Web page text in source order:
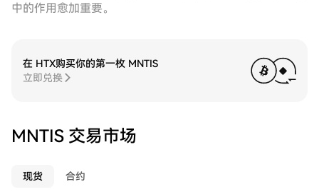
中的作用愈加重要。
在 HTX购买你的第一枚 MNTIS
立即兑换
MNTIS 交易市场
现货 合约